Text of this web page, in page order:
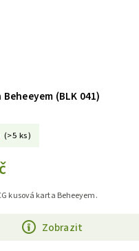
(BLK 041)
(>5 ks)
Zobrazit
kusová karta Beheeyem.